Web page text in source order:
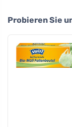
Probieren Sie